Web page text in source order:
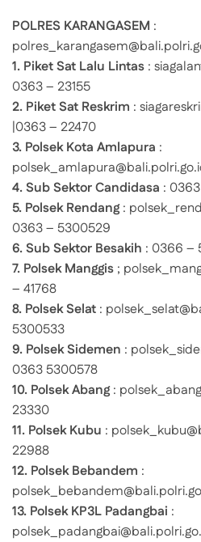
POLRES KARANGASEM :
1. Piket Sat Lalu Lintas :
0363 – 23155
2. Piket Sat Reskrim :
|0363 – 22470
3. Polsek Kota Amlapura :
4. Sub Sektor Candidasa :
5. Polsek Rendang:
0363 – 5300529
6. Sub Sektor Besakih : 0366 –
7. Polsek Manggis ;
– 41768
8. Polsek Selat :
5300533
9. Polsek Sidemen :
0363 5300578
10. Polsek Abang:
23330
11. Polsek Kubu :
22988
12. Polsek Bebandem :
13. Polsek KP3L Padangbai :